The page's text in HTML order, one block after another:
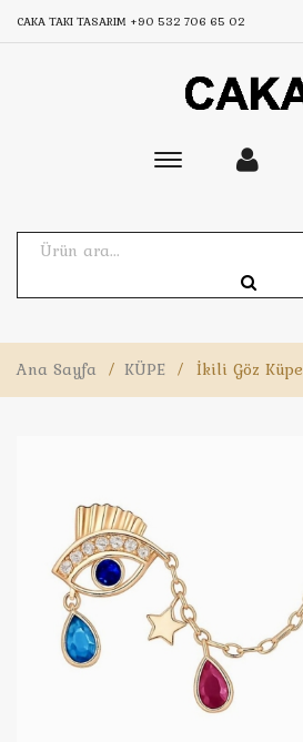
CAKA TAKI TASARIM +90 532 706 65 02
Toggle
Ana Sayfa / KÜPE / İkili Göz Küpe